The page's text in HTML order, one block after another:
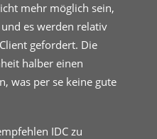
mehr möglich sein,
es werden relativ
gefordert. Die
halber einen
was per se keine gute
IDC zu